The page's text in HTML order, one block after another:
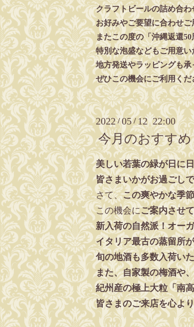
クラフトビールの詰め合わ
お好みやご要望に合わせ
またこの度の「沖縄返還
特別な泡盛などもご用意い
地方発送やラッピングも
ぜひこの機会にご利用くだ
2022/05/ 12 22:00
今月のおすす
美しい若葉の緑が日に
皆さまいかがお過ごし
さて、この爽やかな季
この機会にご案内させ
新入荷の自然派！オー
イタリア最古の蒸留所
旬の地酒も多数入荷い
また、自家製の梅酒や
紀州産の極上大粒「南
皆さまのご来店を心よ